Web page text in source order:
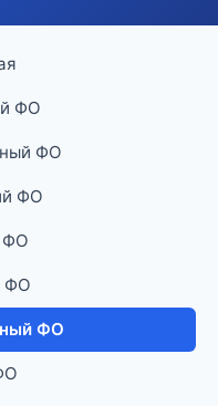
ФО
ФО
ФО
ФО
ФО
ФО